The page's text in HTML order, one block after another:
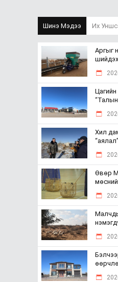
Шинэ Мэдээ Их
Аргыг
Цагийн
Хил
Өвөр